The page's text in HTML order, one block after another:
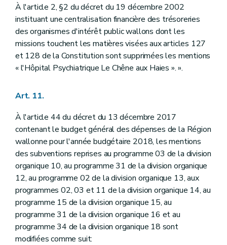
À l'article 2, §2 du décret du 19 décembre 2002
instituant une centralisation financière des trésoreries
des organismes d'intérêt public wallons dont les
missions touchent les matières visées aux articles 127
et 128 de la Constitution sont supprimées les mentions
« l'Hôpital Psychiatrique Le Chêne aux Haies ». ».
Art. 11.
À l'article 44 du décret du 13 décembre 2017
contenant le budget général des dépenses de la Région
wallonne pour l'année budgétaire 2018, les mentions
des subventions reprises au programme 03 de la division
organique 10, au programme 31 de la division organique
12, au programme 02 de la division organique 13, aux
programmes 02, 03 et 11 de la division organique 14, au
programme 15 de la division organique 15, au
programme 31 de la division organique 16 et au
programme 34 de la division organique 18 sont
modifiées comme suit: